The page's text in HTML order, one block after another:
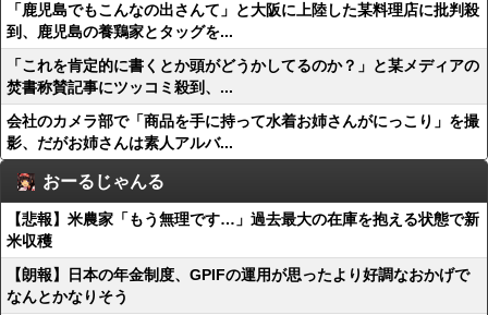
「鹿児島でもこんなの出さんて」と大阪に上陸した某料理店に批判殺
到、鹿児島の養鶏家とタッグを...
「これを肯定的に書くとか頭がどうかしてるのか？」と某メディアの
焚書称賛記事にツッコミ殺到、...
会社のカメラ部で「商品を手に持って水着お姉さんがにっこり」を撮
影、だがお姉さんは素人アルバ...
おーるじゃんる
【悲報】米農家「もう無理です…」過去最大の在庫を抱える状態で新
米収穫
【朗報】日本の年金制度、GPIFの運用が思ったより好調なおかげで
なんとかなりそう